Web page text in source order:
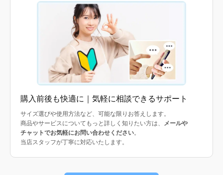
購入前後も快適に｜気軽に相談できるサポート
サイズ選びや使用方法など、可能な限りお答えします。
商品やサービスについてもっと詳しく知りたい方は、 メールや
チャットでお気軽にお問い合わせください。
当店スタッフが丁寧に対応いたします。